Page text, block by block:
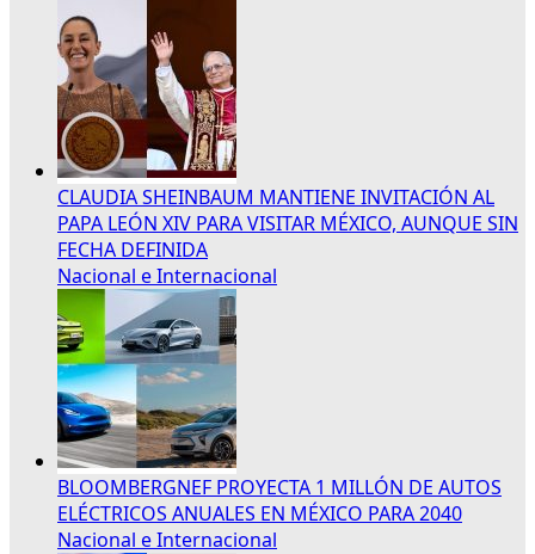
CLAUDIA SHEINBAUM MANTIENE INVITACIÓN AL
PAPA LEÓN XIV PARA VISITAR MÉXICO, AUNQUE SIN
FECHA DEFINIDA
Nacional e Internacional
BLOOMBERGNEF PROYECTA 1 MILLÓN DE AUTOS
ELÉCTRICOS ANUALES EN MÉXICO PARA 2040
Nacional e Internacional